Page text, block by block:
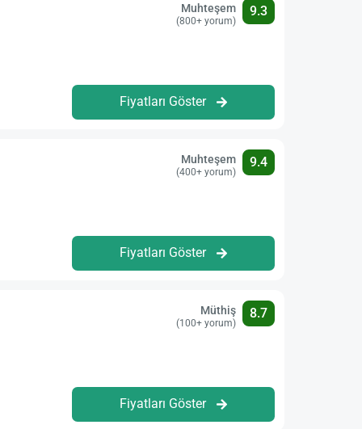
Muhteşem
(800+ yorum)
9.3
Fiyatları Göster
Muhteşem
(400+ yorum)
9.4
Fiyatları Göster
Müthiş
(100+ yorum)
8.7
Fiyatları Göster